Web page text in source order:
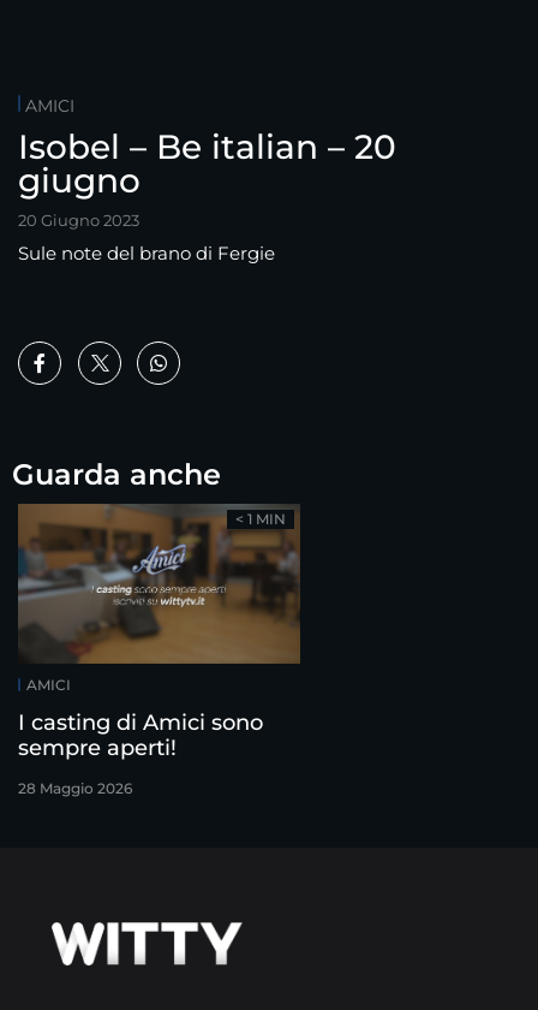
AMICI
Isobel – Be italian – 20
giugno
20 Giugno 2023
Sule note del brano di Fergie
Guarda anche
AMICI
I casting di Amici sono
sempre aperti!
28 Maggio 2026
< 1 MIN